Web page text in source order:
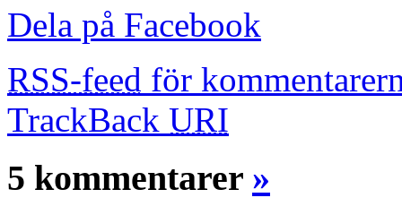
Dela på Facebook
RSS-feed för
TrackBack URI
5 kommentarer »